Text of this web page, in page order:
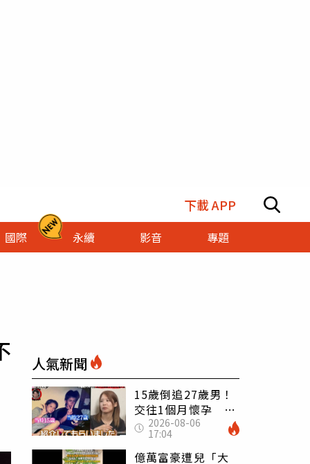
下載 APP
國際 永續 影音 專題
人氣新聞
15歲倒追27歲男！
交往1個月懷孕 36
歲當阿嬤故事曝光
2026-08-06
17:04
億萬富豪遭兒「大